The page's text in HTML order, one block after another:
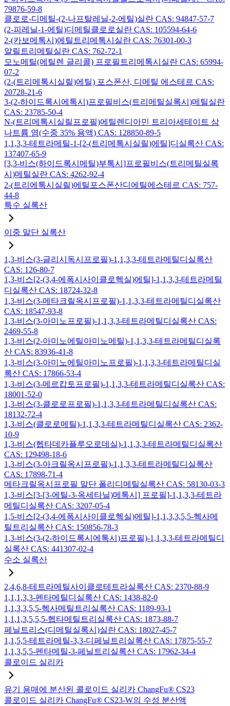
79876-59-8
클로로-디메틸-(2-나프탈레닐-2-에틸)실란 CAS: 94847-57-7
(2-피레닐-1-에틸)디메틸클로로실란 CAS: 105594-64-6
2-(카보메톡시)에틸트리메톡시실란 CAS: 76301-00-3
알릴트리메틸실란 CAS: 762-72-1
모노메틸(에틸렌 글리콜) 프로필트리메톡시실란 CAS: 65994-
07-2
(2-(트리메톡시실릴)에틸) 포스폰산, 디메틸 에스테르 CAS:
20728-21-6
3-(2-하이드록시에톡시)프로필비스(트리메틸실록시)메틸실란
CAS: 23785-50-4
N-(트리메톡시실릴프로필)에틸렌디아민 트리아세테이트 삼
나트륨 염(수중 35% 용액) CAS: 128850-89-5
1,1,3,3-테트라메틸-1-[2-(트리메톡시실릴)에틸]디실록산 CAS:
137407-65-9
[3,3-비스(하이드록시메틸)부톡시]프로필비스(트리메틸실록
시)메틸실란 CAS: 4262-92-4
2-(트리에톡시실릴)에틸포스폰산디에틸에스테르 CAS: 757-
44-8
특수 실록산
이중 말단 실록산
1,3-비스(3-글리시독시프로필)-1,1,3,3-테트라메틸디실록산
CAS: 126-80-7
1,3-비스[2-(3,4-에폭시사이클로헥실)에틸]-1,1,3,3-테트라메틸
디실록산 CAS: 18724-32-8
1,3-비스(3-메타크릴옥시프로필)-1,1,3,3-테트라메틸디실록산
CAS: 18547-93-8
1,3-비스(3-아미노프로필)-1,1,3,3-테트라메틸디실록산 CAS:
2469-55-8
1,3-비스(2-아미노에틸아미노메틸)-1,1,3,3-테트라메틸디실록
산 CAS: 83936-41-8
1,3-비스(3-아미노에틸아미노프로필)-1,1,3,3-테트라메틸디실
록산 CAS: 17866-53-4
1,3-비스(3-메르캅토프로필)-1,1,3,3-테트라메틸디실록산 CAS:
18001-52-0
1,3-비스(3-클로로프로필)-1,1,3,3-테트라메틸디실록산 CAS:
18132-72-4
1,3-비스(클로로메틸)-1,1,3,3-테트라메틸디실록산 CAS: 2362-
10-9
1,3-비스(헵타데카플루오로데실)-1,1,3,3-테트라메틸디실록산
CAS: 129498-18-6
1,3-비스(3-아크릴옥시프로필)-1,1,3,3-테트라메틸디실록산
CAS: 17898-71-4
메타크릴옥시프로필 말단 폴리디메틸실록산 CAS: 58130-03-3
1,3-비스[3-[3-에틸-3-옥세타닐)메톡시] 프로필]-1,1,3,3-테트라
메틸디실록산 CAS: 3207-05-4
1,5-비스[2-(3,4-에폭시사이클로헥실)에틸]-1,1,3,3,5,5-헥사메
틸트리실록산 CAS: 150856-78-3
1,3-비스(3-(2-하이드록시에톡시)프로필)-1,1,3,3-테트라메틸디
실록산 CAS: 441307-02-4
수소 실록산
2,4,6,8-테트라메틸사이클로테트라실록산 CAS: 2370-88-9
1,1,1,3,3-펜타메틸디실록산 CAS: 1438-82-0
1,1,3,3,5,5-헥사메틸트리실록산 CAS: 1189-93-1
1,1,1,3,5,5,5-헵타메틸트리실록산 CAS: 1873-88-7
페닐트리스(디메틸실록시)실란 CAS: 18027-45-7
1,1,5,5-테트라메틸-3,3-디페닐트리실록산 CAS: 17875-55-7
1,1,3,5,5-펜타메틸-3-페닐트리실록산 CAS: 17962-34-4
콜로이드 실리카
유기 용매에 분산된 콜로이드 실리카 ChangFu® CS23
콜로이드 실리카 ChangFu® CS23-W의 수성 분산액